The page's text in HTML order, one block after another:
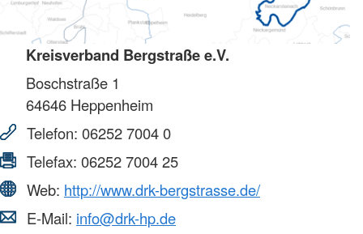
Kreisverband Bergstraße e.V.
Boschstraße 1
64646 Heppenheim
Telefon: 06252 7004 0
Telefax: 06252 7004 25
Web: http://www.drk-bergstrasse.de/
E-Mail: info@drk-hp.de